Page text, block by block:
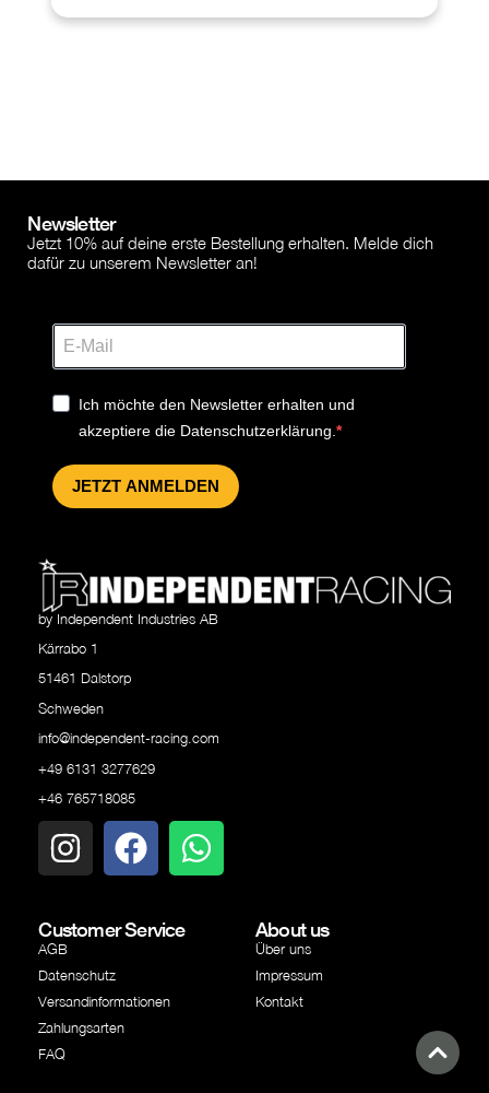
by Independent Industries AB
Kärrabo 1
51461 Dalstorp
Schweden
info@independent-racing.com
+49 6131 3277629
+46 765718085
Customer Service
AGB
Datenschutz
Versandinformationen
Zahlungsarten
FAQ
About us
Über uns
Impressum
Kontakt
Newsletter
Jetzt 10% auf deine erste Bestellung erhalten. Melde dich
dafür zu unserem Newsletter an!
Ich möchte den Newsletter erhalten und
akzeptiere die Datenschutzerklärung.
JETZT ANMELDEN